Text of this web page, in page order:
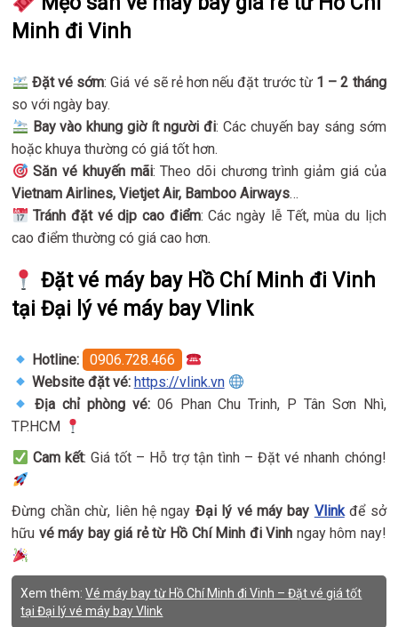
Minh đi Vinh
Đặt vé sớm: Giá vé sẽ rẻ hơn nếu đặt trước từ 1 – 2 tháng
so với ngày bay.
Bay vào khung giờ ít người đi: Các chuyến bay sáng sớm
hoặc khuya thường có giá tốt hơn.
Săn vé khuyến mãi: Theo dõi chương trình giảm giá của
Vietnam Airlines, Vietjet Air, Bamboo Airways…
Tránh đặt vé dịp cao điểm: Các ngày lễ Tết, mùa du lịch
cao điểm thường có giá cao hơn.
Đặt vé máy bay Hồ Chí Minh đi Vinh
tại Đại lý vé máy bay Vlink
Hotline:
0906.728.466
Website đặt vé: https://vlink.vn
Địa chỉ phòng vé:06 Phan Chu Trinh, P Tân Sơn Nhì,
TP.HCM
Cam kết: Giá tốt – Hỗ trợ tận tình – Đặt vé nhanh chóng!
Đừng chần chừ, liên hệ ngay Đại lý vé máy bay Vlinkđể sở
hữu vé máy bay giá rẻ từ Hồ Chí Minh đi Vinh ngay hôm nay!
Xem thêm:Vé máy bay từ Hồ Chí Minh đi Vinh – Đặt vé giá tốt
tại Đại lý vé máy bay Vlink